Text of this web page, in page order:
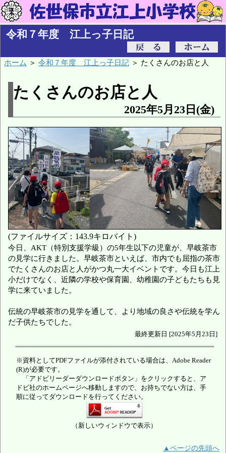
令和７年度 江上っ子日記
ホーム ＞ 令和７年度 江上っ子日記 ＞ たくさんのお店と人
たくさんのお店と人
2025年5月23日(金)
(ファイルサイズ：143.9キロバイト)
今日、AKT（特別支援学級）の5年生以下の児童が、早岐茶市
の見学に行きました。早岐茶市といえば、市内でも屈指の茶市
でたくさんのお店と人がかつ丸一大イベントです。今日も江上
小だけでなく、近隣の学校や保育園、幼稚園の子どもたちも見
学に来ていました。
伝統の早岐茶市の見学を通して、より地域の良さや伝統を学ん
だ子供たちでした。
最終更新日 [2025年5月23日]
※資料としてPDFファイルが添付されている場合は、Adobe Reader
(R)が必要です。
「アドビリーダーダウンロードボタン」をクリックすると、ア
ドビ社のホームページへ移動しますので、お持ちでない方は、手
順に従ってダウンロードを行ってください。
（新しいウィンドウで表示）
▲ページの先頭へ